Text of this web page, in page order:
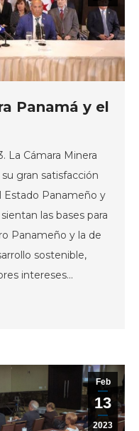
Panamá y el
La Cámara Minera
gran satisfacción
Estado Panameño y
las bases para
Panameño y la de
sostenible,
intereses…
Feb
13
2023